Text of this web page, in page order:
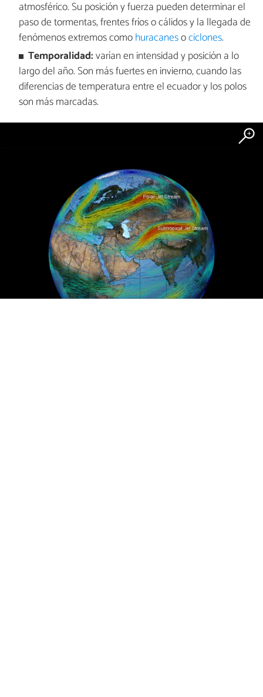
atmosférico. Su posición y fuerza pueden determinar el
paso de tormentas, frentes fríos o cálidos y la llegada de
fenómenos extremos comohuracanesociclones.
Temporalidad:varían en intensidad y posición a lo
largo del año. Son más fuertes en invierno, cuando las
diferencias de temperatura entre el ecuador y los polos
son más marcadas.